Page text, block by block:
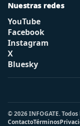
Nuestras redes
YouTube
Facebook
Instagram
X
Bluesky
© 2026 INFOGATE.
ContactoTérminos